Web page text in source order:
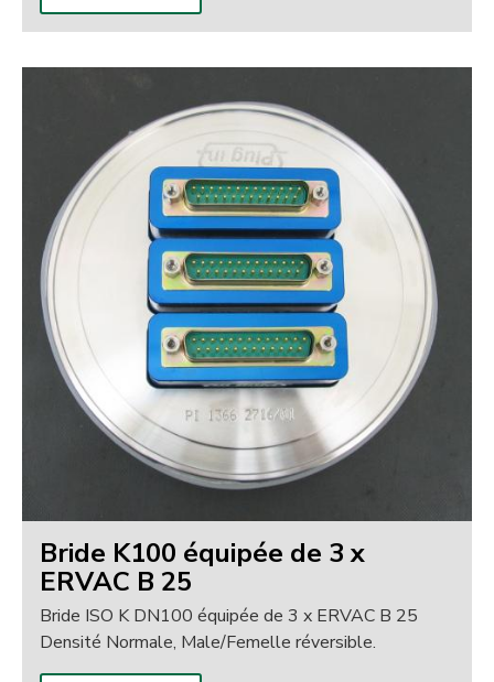
Bride K100 équipée de 3 x
ERVAC B 25
Bride ISO K DN100 équipée de 3 x ERVAC B 25
Densité Normale, Male/Femelle réversible.